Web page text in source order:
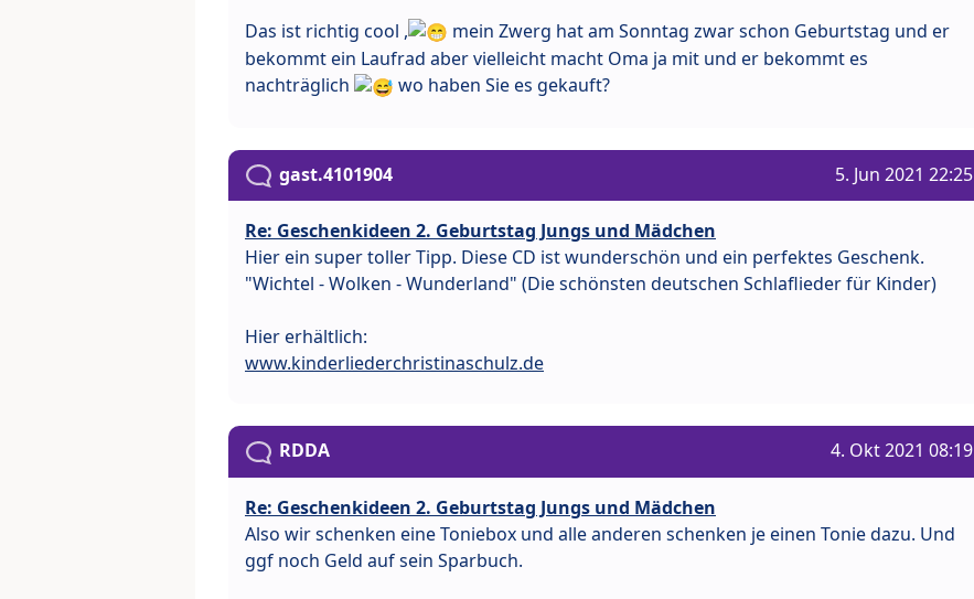
Das ist richtig cool ,
mein Zwerg hat am Sonntag zwar schon Geburtstag und er
bekommt ein Laufrad aber vielleicht macht Oma ja mit und er bekommt es
nachträglich
wo haben Sie es gekauft?
gast.4101904 5. Jun 2021 22:25
Re: Geschenkideen 2. Geburtstag Jungs und Mädchen
Hier ein super toller Tipp. Diese CD ist wunderschön und ein perfektes Geschenk.
"Wichtel - Wolken - Wunderland" (Die schönsten deutschen Schlaflieder für Kinder)
Hier erhältlich:
www.kinderliederchristinaschulz.de
RDDA 4. Okt 2021 08:19
Re: Geschenkideen 2. Geburtstag Jungs und Mädchen
Also wir schenken eine Toniebox und alle anderen schenken je einen Tonie dazu. Und
ggf noch Geld auf sein Sparbuch.